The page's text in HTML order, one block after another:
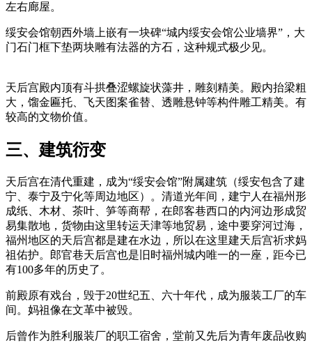
左右廊屋。
绥安会馆朝西外墙上嵌有一块碑“城内绥安会馆公业墙界”，大
门石门框下垫两块雕有法器的方石，这种规式极少见。
天后宫殿内顶有斗拱叠涩螺旋状藻井，雕刻精美。殿内抬梁粗
大，馏金匾托、飞天图案雀替、透雕悬钟等构件雕工精美。有
较高的文物价值。
三、建筑衍变
天后宫在清代重建，成为“绥安会馆”附属建筑（绥安包含了建
宁、泰宁及宁化等周边地区）。清道光年间，建宁人在福州形
成纸、木材、茶叶、笋等商帮，在郎客巷西口的内河边形成贸
易集散地，货物由这里转运天津等地贸易，途中要穿河过海，
福州地区的天后宫都是建在水边，所以在这里建天后宫祈求妈
祖佑护。郎官巷天后宫也是旧时福州城内唯一的一座，距今已
有100多年的历史了。
前殿原有戏台，毁于20世纪五、六十年代，成为服装工厂的车
间。妈祖像在文革中被毁。
后曾作为胜利服装厂的职工宿舍，堂前又先后为青年废品收购